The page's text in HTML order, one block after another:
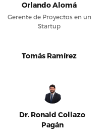
Orlando Alomá
Gerente de Proyectos en un
Startup
Tomás Ramírez
Dr. Ronald Collazo
Pagán